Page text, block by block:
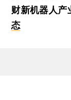
财新机器人产
态